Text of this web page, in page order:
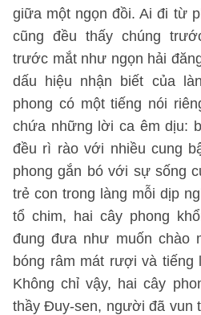
giữa một ngọn đồi. Ai đi từ
cũng đều thấy chúng
trước mắt như ngọn hải
dấu hiệu nhận biết của
phong có một tiếng nói
chứa những lời ca êm dịu:
đều rì rào với nhiều cung
phong gắn bó với sự sống
trẻ con trong làng mỗi dịp
tổ chim, hai cây phong
đung đưa như muốn chào
bóng râm mát rượi và tiếng
Không chỉ vậy, hai cây
thầy Đuy-sen, người đã vun